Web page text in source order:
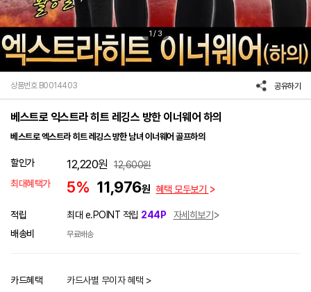
1 / 3
상품번호 B0014403 공유하기
베스트로 익스트라 히트 레깅스 방한 이너웨어 하의
베스트로 엑스트라 히트 레깅스 방한 남녀 이너웨어 골프하의
할인가 12,220원 12,600원
최대혜택가
5% 11,976원 혜택 모두보기
적립 최대 e.POINT 적립 244P
자세히보기
배송비
무료배송
카드혜택 카드사별 무이자 혜택 >